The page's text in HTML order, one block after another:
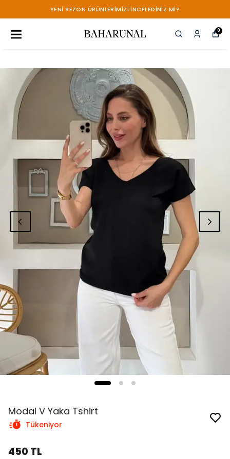
YENİ SEZON ÜRÜNLERİMİZİ İNCELEDİNİZ Mİ?
0
Modal V Yaka Tshirt
Tükeniyor
450 TL